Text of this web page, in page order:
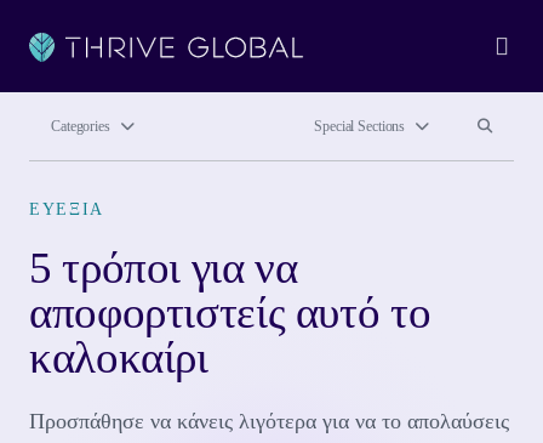
Categories Special Sections Search site
ΕΥΕΞΊΑ
5 τρόποι για να
αποφορτιστείς αυτό το
καλοκαίρι
Προσπάθησε να κάνεις λιγότερα για να το απολαύσεις